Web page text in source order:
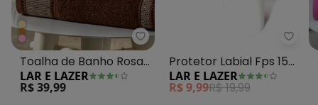
Lar e Lazer - Toalha de Banho
Toalha de Banho Rosa
Forte 1 Peça
LAR E LAZER
R$ 39,99
Lar
Protetor Labial Fps 15
Ricca
LAR E LAZER
R$ 9,99R$ 19,99